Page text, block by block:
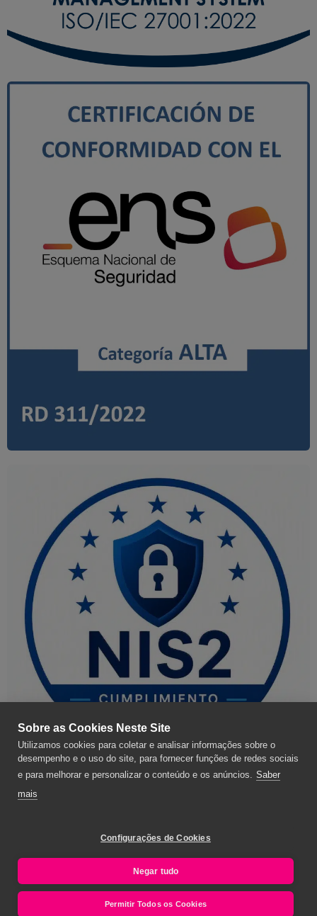
Sobre as Cookies Neste Site
Utilizamos cookies para coletar e analisar informações sobre o
desempenho e o uso do site, para fornecer funções de redes sociais
e para melhorar e personalizar o conteúdo e os anúncios. Saber
mais
Configurações de Cookies
Negar tudo
Permitir Todos os Cookies